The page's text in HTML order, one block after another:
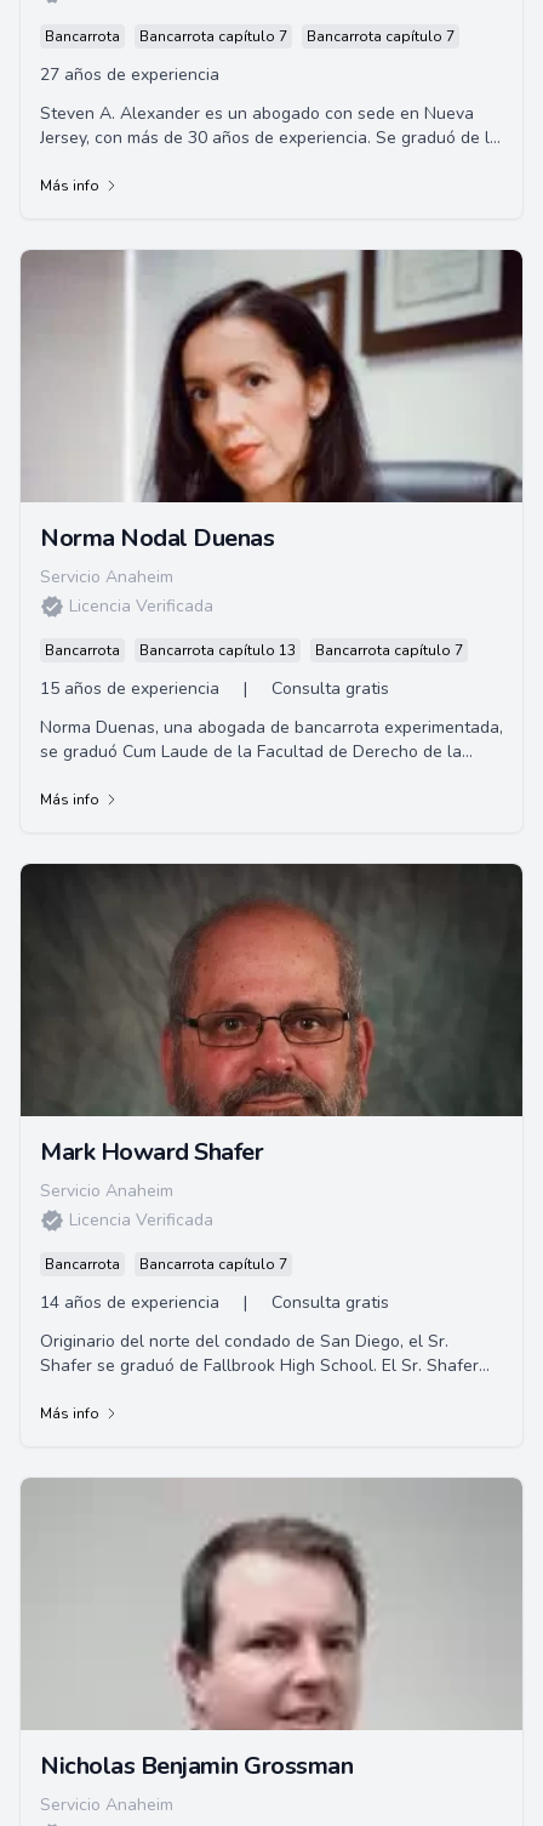
Bancarrota Bancarrota capítulo 7 Bancarrota capítulo 7
27 años de experiencia
Steven A. Alexander es un abogado con sede en Nueva
Jersey, con más de 30 años de experiencia. Se graduó de la
Más info
Norma Nodal Duenas
Servicio Anaheim
Licencia Verificada
Bancarrota Bancarrota capítulo 13 Bancarrota capítulo 7
15 años de experiencia |
Consulta gratis
Norma Duenas, una abogada de bancarrota experimentada,
se graduó Cum Laude de la Facultad de Derecho de la
Más info
Mark Howard Shafer
Servicio Anaheim
Licencia Verificada
Bancarrota Bancarrota capítulo 7
14 años de experiencia |
Consulta gratis
Originario del norte del condado de San Diego, el Sr.
Shafer se graduó de Fallbrook High School. El Sr. Shafer
Más info
Nicholas Benjamin Grossman
Servicio Anaheim